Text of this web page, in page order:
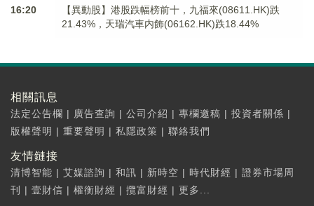
16:20
【異動股】港股跌幅榜前十，九福來(08611.HK)跌
21.43%，天瑞汽車内飾(06162.HK)跌18.44%
相關訊息
法定公告欄 | 廣告查詢 | 公司介紹 | 專欄邀稿 | 投資者關係 |
版權聲明 | 重要聲明 | 私隱政策 | 聯絡我們
友情鏈接
清博智能 | 艾媒諮詢 | 和訊 | 新時空 | 時代財經 | 證券市場周
刊
| 壹財信 | 權衡財經 | 攬富財經 | 更多...